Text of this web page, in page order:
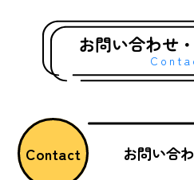
お問い合わせ
Contact お問い合